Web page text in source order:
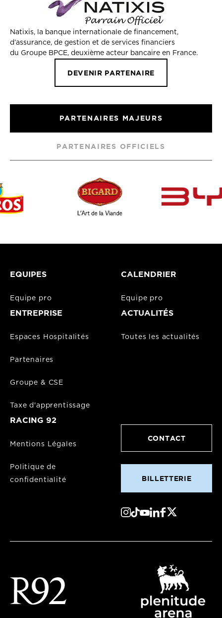
Natixis, la banque internationale de financement,
d’assurance, de gestion et de services financiers
du Groupe BPCE, deuxième acteur bancaire en France.
DEVENIR PARTENAIRE
PARTENAIRES MAJEURS
PARTENAIRES OFFICIELS
EQUIPES
Equipe pro
CALENDRIER
Equipe pro
ENTREPRISE
Espaces Hospitalités
Partenaires
Groupe & CSE
Taxe d'apprentissage
ACTUALITÉS
Toutes les actualités
RACING 92
Mentions Légales
Politique de
confidentialité
CONTACT
BILLETTERIE